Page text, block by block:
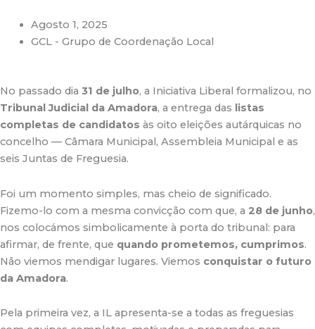
Agosto 1, 2025
GCL - Grupo de Coordenação Local
No passado dia 31 de julho, a Iniciativa Liberal formalizou, no
Tribunal Judicial da Amadora, a entrega das listas
completas de candidatos às oito eleições autárquicas no
concelho — Câmara Municipal, Assembleia Municipal e as
seis Juntas de Freguesia.
Foi um momento simples, mas cheio de significado.
Fizemo-lo com a mesma convicção com que, a 28 de junho,
nos colocámos simbolicamente à porta do tribunal: para
afirmar, de frente, que quando prometemos, cumprimos.
Não viemos mendigar lugares. Viemos conquistar o futuro
da Amadora.
Pela primeira vez, a IL apresenta-se a todas as freguesias